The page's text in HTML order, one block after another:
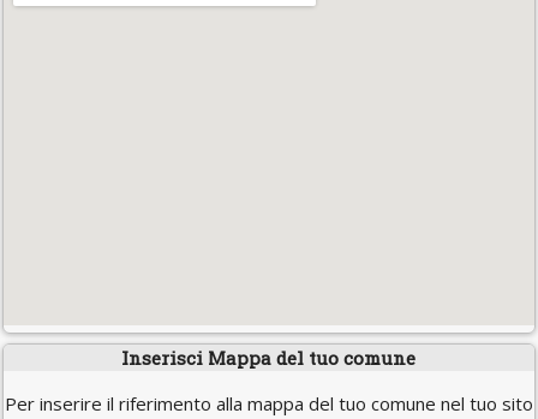
Inserisci Mappa del tuo comune
Per inserire il riferimento alla mappa del tuo comune nel tuo sito